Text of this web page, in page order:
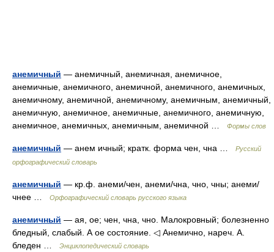
анемичный — анемичный, анемичная, анемичное,
анемичные, анемичного, анемичной, анемичного, анемичных,
анемичному, анемичной, анемичному, анемичным, анемичный,
анемичную, анемичное, анемичные, анемичного, анемичную,
анемичное, анемичных, анемичным, анемичной …
Формы слов
анемичный — анем ичный; кратк. форма чен, чна …
Русский
орфографический словарь
анемичный — кр.ф. анеми/чен, анеми/чна, чно, чны; анеми/
чнее …
Орфографический словарь русского языка
анемичный — ая, ое; чен, чна, чно. Малокровный; болезненно
бледный, слабый. А ое состояние. ◁ Анемично, нареч. А.
бледен …
Энциклопедический словарь